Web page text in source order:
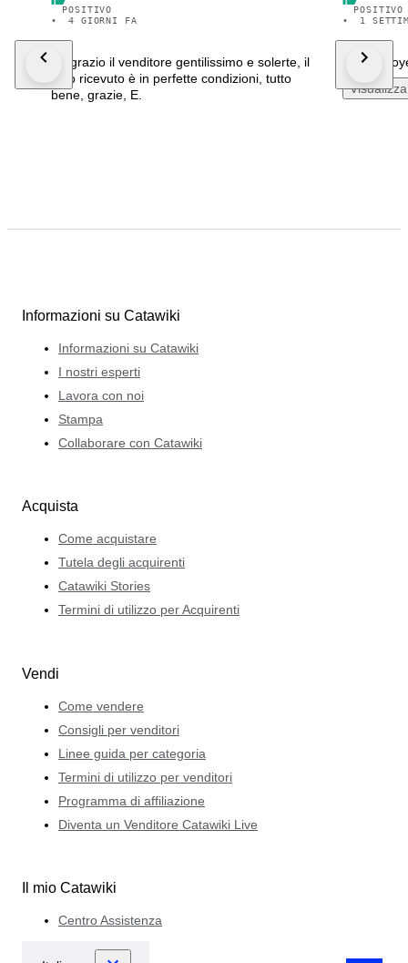
POSITIVO
•
4 GIORNI FA
Ringrazio il venditore gentilissimo e solerte, il
libro ricevuto è in perfette condizioni, tutto
bene, grazie, E.
POSITIVO
•
1
I'm
Informazioni su Catawiki
Informazioni su Catawiki
I nostri esperti
Lavora con noi
Stampa
Collaborare con Catawiki
Acquista
Come acquistare
Tutela degli acquirenti
Catawiki Stories
Termini di utilizzo per Acquirenti
Vendi
Come vendere
Consigli per venditori
Linee guida per categoria
Termini di utilizzo per venditori
Programma di affiliazione
Diventa un Venditore Catawiki Live
Il mio Catawiki
Centro Assistenza